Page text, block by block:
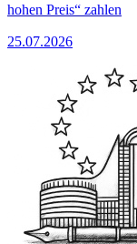
hohen Preis“ zahlen
25.07.2026